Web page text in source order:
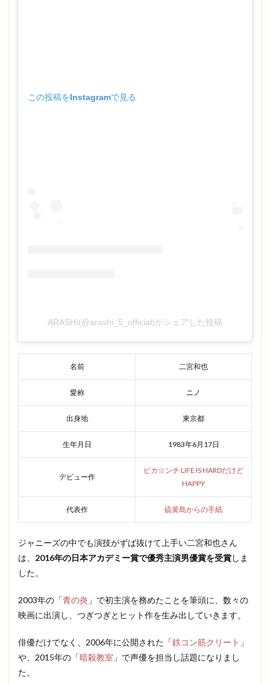
この投稿をInstagramで見る
ARASHI(@arashi_5_official)がシェアした投稿
名前 二宮和也
愛称 ニノ
出身地 東京都
生年月日 1983年6月17日
デビュー作
ピカ☆ンチ LIFE IS HARDだけど
HAPPY
代表作 硫黄島からの手紙
ジャニーズの中でも演技がずば抜けて上手い二宮和也さん
は、 2016年の日本アカデミー賞で優秀主演男優賞を受賞しま
した。
2003年の「青の炎 」で初主演を務めたことを筆頭に、数々の
映画に出演し、つぎつぎとヒット作を生み出していきます。
俳優だけでなく、2006年に公開された「鉄コン筋クリート 」
や、2015年の「暗殺教室 」で声優を担当し話題になりまし
た。